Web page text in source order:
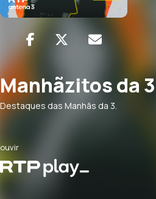
Manhãzitos da 3
Destaques das Manhãs da 3.
ouvir